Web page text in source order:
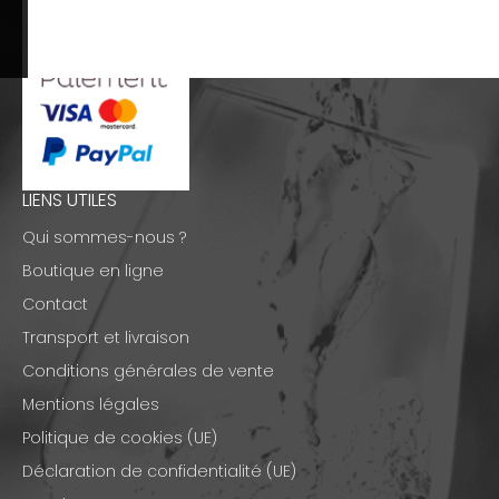
LIENS UTILES
Qui sommes-nous ?
Boutique en ligne
Contact
Transport et livraison
Conditions générales de vente
Mentions légales
Politique de cookies (UE)
Déclaration de confidentialité (UE)